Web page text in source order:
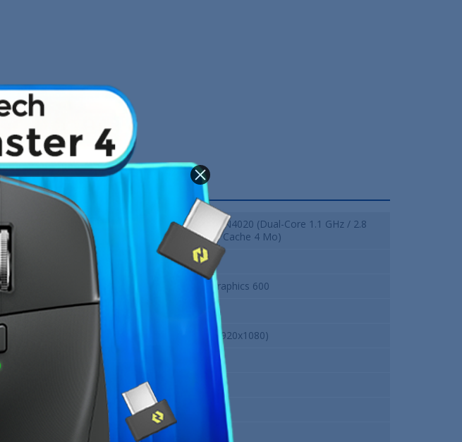
technique
Type de Processeur
Intel Celeron N4020 (Dual-Core 1.1 GHz / 2.8
GHz Rafale - Cache 4 Mo)
Capacité RAM
4 Go DDR4
Chipset graphique
Intel UHD Graphics 600
HDD
15.6" FHD (1920x1080)
Clavier
Système d'exploitation
Lenovo
12 Mois